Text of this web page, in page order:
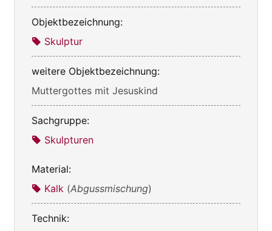
Objektbezeichnung:
Skulptur
weitere Objektbezeichnung:
Muttergottes mit Jesuskind
Sachgruppe:
Skulpturen
Material:
Kalk (Abgussmischung)
Technik: